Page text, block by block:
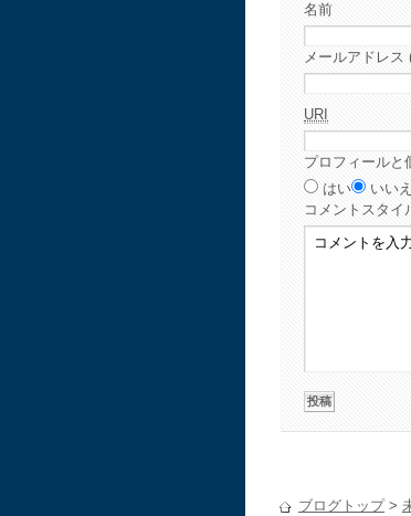
名前
メールアドレス
URI
プロフィールと
はい
いいえ
コメント スタイ
ブログトップ>